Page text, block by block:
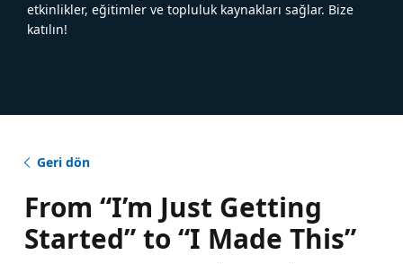
etkinlikler, eğitimler ve topluluk kaynakları sağlar. Bize
katılın!
Geri dön
From “I’m Just Getting
Started” to “I Made This”